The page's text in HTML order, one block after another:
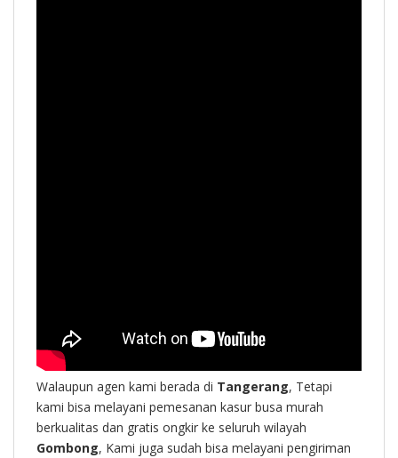
Walaupun agen kami berada di Tangerang, Tetapi
kami bisa melayani pemesanan kasur busa murah
berkualitas dan gratis ongkir ke seluruh wilayah
Gombong, Kami juga sudah bisa melayani pengiriman